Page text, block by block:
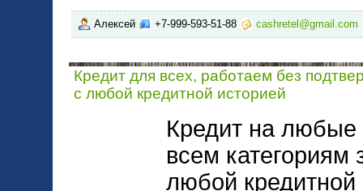
Алексей +7-999-593-51-88 cashretel@gmail.com
Кредит для всех, работаем без
с любой кредитной историей
Кредит на любые
всем
любой кредитной